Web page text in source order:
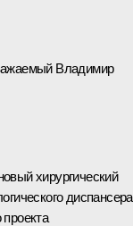
Владимир
хирургический